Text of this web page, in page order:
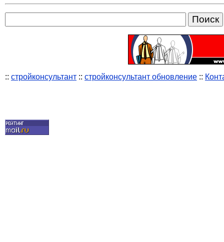
:: стройконсультант :: стройконсультант обновление ::